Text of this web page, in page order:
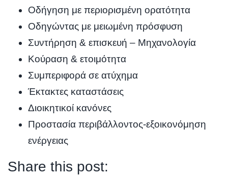
Οδήγηση με περιορισμένη ορατότητα
Οδηγώντας με μειωμένη πρόσφυση
Συντήρηση & επισκευή – Μηχανολογία
Κούραση & ετοιμότητα
Συμπεριφορά σε ατύχημα
Έκτακτες καταστάσεις
Διοικητικοί κανόνες
Προστασία περιβάλλοντος-εξοικονόμηση
ενέργειας
Share this post: